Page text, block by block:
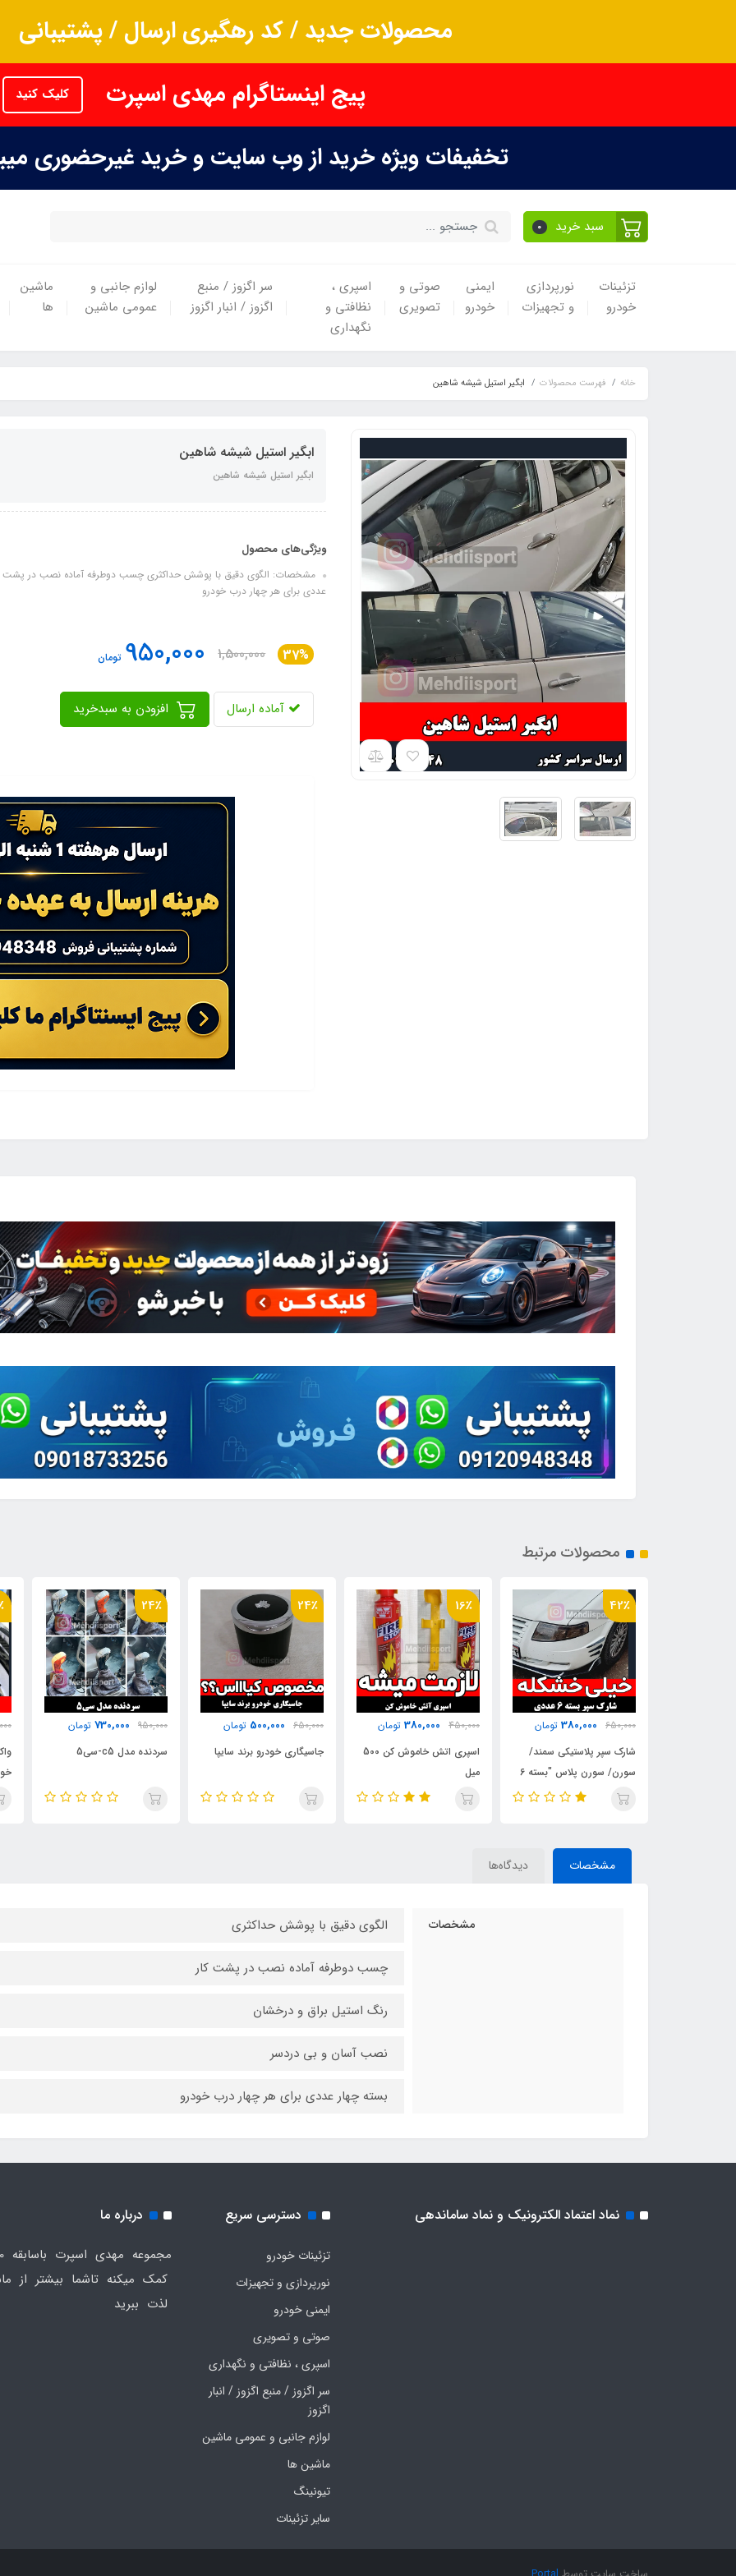
محصولات جدید / کد رهگیری ارسال / پشتیبانی
پیج اینستاگرام مهدی اسپرت کلیک کنید
تخفیفات ویژه خرید از وب سایت و خرید غیرحضوری
سبد خرید 0
تزئینات
خودرو
نورپردازی
و تجهیزات
ایمنی
خودرو
صوتی و
تصویری
اسپری ،
نظافتی و
نگهداری
سر اگزوز / منبع
اگزوز / انبار اگزوز
لوازم جانبی و
عمومی ماشین
ماشین
ها
خانه فهرست محصولات ابگیر استیل شیشه شاهین
ابگیر استیل شیشه شاهین
ابگیر استیل شیشه شاهین
ویژگی‌های محصول
مشخصات: الگوی دقیق با پوشش حداکثری چسب دوطرفه آماده نصب در پشت
عددی برای هر چهار درب خودرو
37%
1,500,000
950,000 تومان
آماده ارسال
محصولات مرتبط
16٪
450,000
380,000 تومان
اسپری اتش خاموش کن 500
میل
24٪
650,000
500,000 تومان
جاسیگاری خودرو برند سایپا
24٪
950,000
730,000 تومان
سردنده مدل c5-سی5
20٪
650,000
520,000 تومان
واکس سریع براق کننده بدنه
مدل Humber Quick Wax
مشخصات دیدگاه‌ها
مشخصات الگوی دقیق با پوشش حداکثری
چسب دوطرفه آماده نصب در پشت کار
رنگ استیل براق و درخشان
نصب آسان و بی دردسر
بسته چهار عددی برای هر چهار درب خودرو
نماد اعتماد الکترونیک و نماد ساماندهی دسترسی سریع
تزئینات خودرو
نورپردازی و تجهیزات
ایمنی خودرو
صوتی و تصویری
اسپری ، نظافتی و نگهداری
سر اگزوز / منبع اگزوز / انبار
اگزوز
لوازم جانبی و عمومی ماشین
ماشین ها
تیونینگ
سایر تزئینات
درباره ما
کمک میکنه تاشما بیشتر از
لذت ببرید